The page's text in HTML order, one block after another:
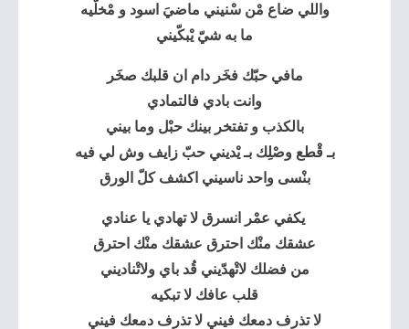
واللي ضاع مْن سْنيني ماضيَ اسود و مْخلّيه
ما به شيّ يْبكّيني
مافي حبّك فخَر دام ان قلبك صخَر
وانت بادي فالتمادي
بالكذب و تفتخر بينك حبْل وما بيني
بـ قْطع وصْلِك بـ يْديني حبّ زايف وش لي فيه
بنْسى واحد ناسيني اكشف كلّ الورق
يكفي عمْر انسرق لا تهادي يا عنادي
عشقك منْك احترق عشقك منْك احترق
من فضلك لاتْهدّيني قُد باي ولاتْناديني
قلب عافك لا تبكيه
لا تذرف دمعك فيني لا تذرف دمعك فيني